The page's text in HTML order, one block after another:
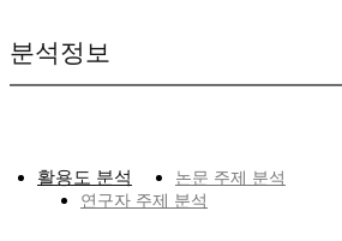
분석정보
활용도 분석
논문 주제 분석
연구자 주제 분석